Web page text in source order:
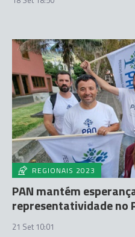
REGIONAIS 2023
PAN mantém
representatividade no
21 Set 10:01